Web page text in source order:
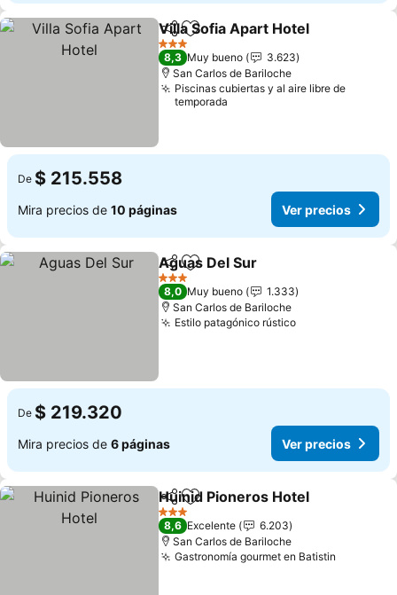
CompartirAgregar a favoritos
Villa Sofia Apart Hotel
3 Estrellas
8,3 Muy bueno
3.623
San Carlos de Bariloche
Piscinas cubiertas y al aire libre de
temporada
De $ 215.558
Mira precios de 10 páginas Ver precios
CompartirAgregar a favoritos
Aguas Del Sur
3 Estrellas
8,0 Muy bueno
1.333
San Carlos de Bariloche
Estilo patagónico rústico
De $ 219.320
Mira precios de 6 páginas Ver precios
CompartirAgregar a favoritos
Huinid Pioneros Hotel
3 Estrellas
8,6 Excelente
6.203
San Carlos de Bariloche
Gastronomía gourmet en Batistin